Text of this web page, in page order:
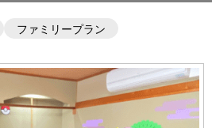
ファミリープラン